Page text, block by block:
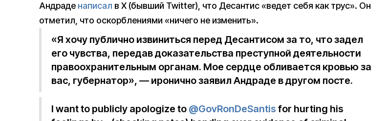
Андраде написал в X (бывший Twitter), что Десантис «ведет себя как трус». Он
отметил, что оскорблениями «ничего не изменить».
«Я хочу публично извиниться перед Десантисом за то, что задел
его чувства, передав доказательства преступной деятельности
правоохранительным органам. Мое сердце обливается кровью за
вас, губернатор», — иронично заявил Андраде в другом посте.
I want to publicly apologize to @GovRonDeSantis for hurting his